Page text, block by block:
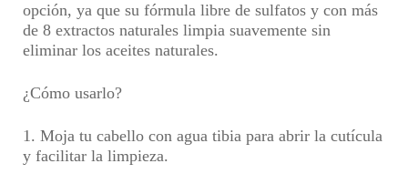
opción, ya que su fórmula libre de sulfatos y con más
de 8 extractos naturales limpia suavemente sin
eliminar los aceites naturales.
¿Cómo usarlo?
1. Moja tu cabello con agua tibia para abrir la cutícula
y facilitar la limpieza.